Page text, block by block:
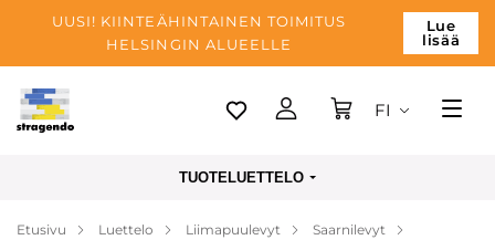
UUSI! KIINTEÄHINTAINEN TOIMITUS
HELSINGIN ALUEELLE
Lue
lisää
Tallinn
FI
TUOTELUETTELO
Etusivu Luettelo Liimapuulevyt
Saarnilevyt